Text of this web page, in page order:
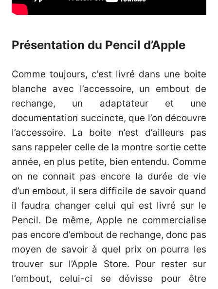
Présentation du Pencil d’Apple
Comme toujours, c’est livré dans une boite
blanche avec l’accessoire, un embout de
rechange, un adaptateur et une
documentation succincte, que l’on découvre
l’accessoire. La boite n’est d’ailleurs pas
sans rappeler celle de la montre sortie cette
année, en plus petite, bien entendu. Comme
on ne connait pas encore la durée de vie
d’un embout, il sera difficile de savoir quand
il faudra changer celui qui est livré sur le
Pencil. De même, Apple ne commercialise
pas encore d’embout de rechange, donc pas
moyen de savoir à quel prix on pourra les
trouver sur l’Apple Store. Pour rester sur
l’embout, celui-ci se dévisse pour être